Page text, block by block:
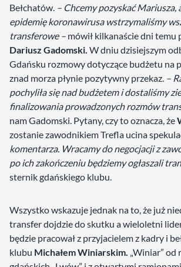
Bełchatów. – Chcemy pozyskać Mariusza,
epidemię koronawirusa wstrzymaliśmy
transferowe – mówił kilkanaście dni temu
Dariusz Gadomski. W dniu dzisiejszym
Gdańsku rozmowy dotyczące budżetu na
znad morza płynie pozytywny przekaz. –
pochyliła się nad budżetem i dostaliśmy
finalizowania prowadzonych rozmów
nam Gadomski. Pytany, czy to oznacza, że
zostanie zawodnikiem Trefla ucina
komentarza. Wracamy do negocjacji z
po ich zakończeniu będziemy ogłaszali
sternik gdańskiego klubu.
Wszystko wskazuje jednak na to, że już
transfer dojdzie do skutku a wieloletni
będzie pracował z przyjacielem z kadry i
klubu Michałem Winiarskim. „Winiar” od